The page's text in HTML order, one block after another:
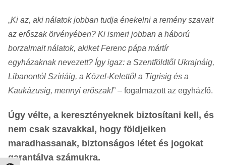
„Ki az, aki nálatok jobban tudja énekelni a remény szavait
az erőszak örvényében? Ki ismeri jobban a háború
borzalmait nálatok, akiket Ferenc pápa mártír
egyházaknak nevezett? Így igaz: a Szentföldtől Ukrajnáig,
Libanontól Szíriáig, a Közel-Kelettől a Tigrisig és a
Kaukázusig, mennyi erőszak!” – fogalmazott az egyházfő.
Úgy vélte, a keresztényeknek biztosítani kell, és
nem csak szavakkal, hogy földjeiken
maradhassanak, biztonságos létet és jogokat
garantálva számukra.